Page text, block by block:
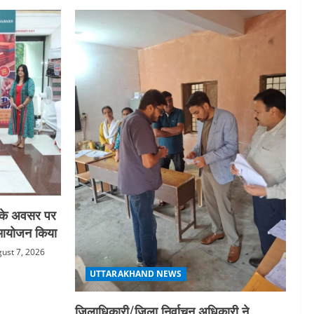
के अवसर पर
किया
7, 2026
UTTARAKHAND NEWS
जिलाधिकारी/जिला निर्वाचन अधिकारी ने